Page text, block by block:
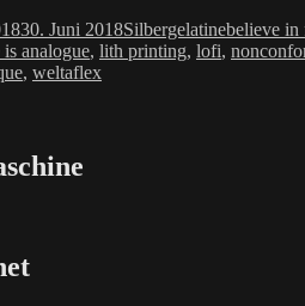
30. Juni 2018Kategorien
Silbergelatinebelieve in
analogue, lith printing, lofi,
, weltaflex